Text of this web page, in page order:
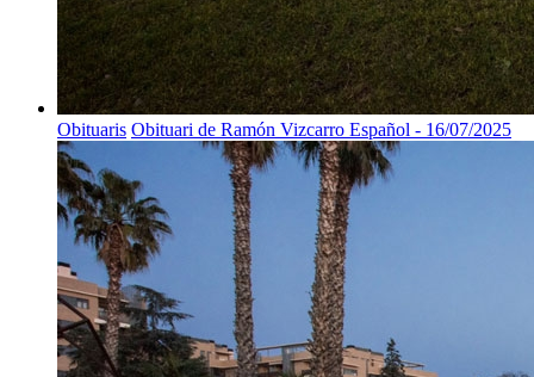
Obituaris Obituari de Ramón Vizcarro Español - 16/07/2025